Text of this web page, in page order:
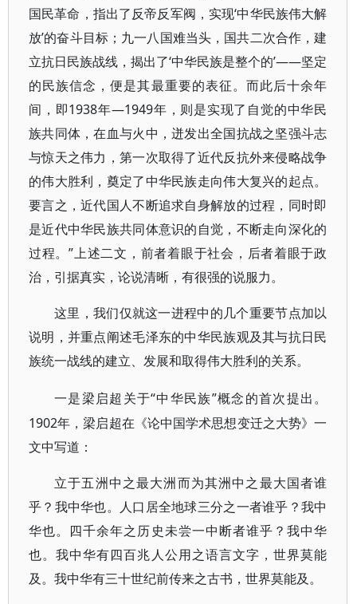
国民革命，指出了反帝反军阀，实现‘中华民族伟大解
放’的奋斗目标；九一八国难当头，国共二次合作，建
立抗日民族战线，揭出了‘中华民族是整个的’——坚定
的民族信念，便是其最重要的表征。而此后十余年
间，即1938年—1949年，则是实现了自觉的中华民
族共同体，在血与火中，迸发出全国抗战之坚强斗志
与惊天之伟力，第一次取得了近代反抗外来侵略战争
的伟大胜利，奠定了中华民族走向伟大复兴的起点。
要言之，近代国人不断追求自身解放的过程，同时即
是近代中华民族共同体意识的自觉，不断走向深化的
过程。”上述二文，前者着眼于社会，后者着眼于政
治，引据真实，论说清晰，有很强的说服力。
这里，我们仅就这一进程中的几个重要节点加以
说明，并重点阐述毛泽东的中华民族观及其与抗日民
族统一战线的建立、发展和取得伟大胜利的关系。
一是梁启超关于“中华民族”概念的首次提出。
1902年，梁启超在《论中国学术思想变迁之大势》一
文中写道：
立于五洲中之最大洲而为其洲中之最大国者谁
乎？我中华也。人口居全地球三分之一者谁乎？我中
华也。四千余年之历史未尝一中断者谁乎？我中华
也。我中华有四百兆人公用之语言文字，世界莫能
及。我中华有三十世纪前传来之古书，世界莫能及。